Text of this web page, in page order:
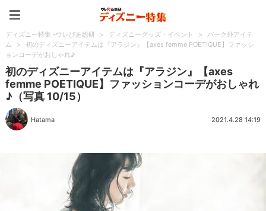
ディズニー特集 -ウレぴあ総研 > ディズニーグッズ・イベント >
パーク外アイテ
ム
>
初のディズニーアイテムは『アラジン』【axes femme POETIQUE】ファッシ
ョンコーデがおしゃれ♪
初のディズニーアイテムは『アラジン』【axes
femme POETIQUE】ファッションコーデがおしゃれ
♪（写真 10/15）
Hatama 2021.4.28 14:19